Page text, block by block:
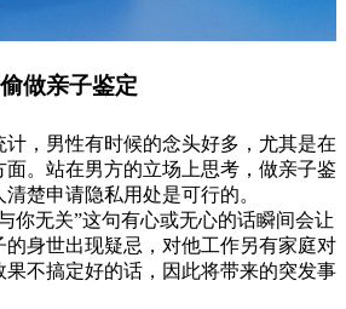
做亲子鉴定
计，男性有时候的念头好多，尤其是在
面。站在男方的立场上思考，做亲子鉴
清楚申请隐私用处是可行的。
你无关”这句有心或无心的话瞬间会让
的身世出现疑忌，对他工作另有家庭对
果不搞定好的话，因此将带来的突发事